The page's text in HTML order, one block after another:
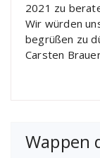
2021 zu
Wir würden
begrüßen zu
Carsten
Wappen